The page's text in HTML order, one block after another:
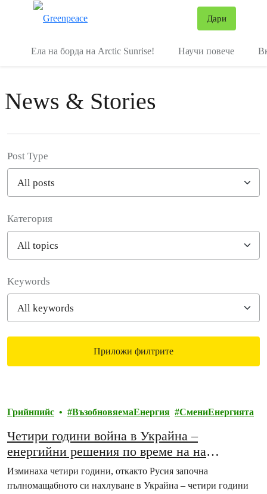
Дари
Ела на борда на Arctic Sunrise! Научи повече
News & Stories
Post Type
Категория
Keywords
Приложи филтрите
Грийнпийс ВъзобновяемаЕнергия СмениЕнергията
Четири години война в Украйна –
енергийни решения по време на на
ескалиращи руски престъпления
Изминаха четири години, откакто Русия започна
пълномащабното си нахлуване в Украйна – четири години